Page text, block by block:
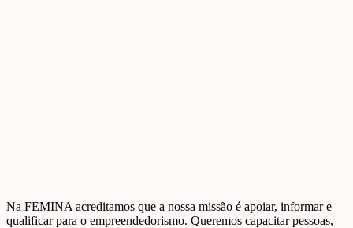
Na FEMINA acreditamos que a nossa missão é apoiar, informar e
qualificar para o empreendedorismo. Queremos capacitar pessoas,